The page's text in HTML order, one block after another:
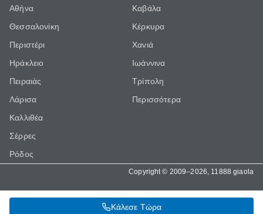
Κάλεσε Τώρα
Αθήνα
Θεσσαλονίκη
Περιστέρι
Ηράκλειο
Πειραιάς
Λάρισα
Καλλιθέα
Σέρρες
Ρόδος
Καβάλα
Κέρκυρα
Χανιά
Ιωάννινα
Τρίπολη
Περισσότερα
Copyright © 2009–2026, 11888 giaola